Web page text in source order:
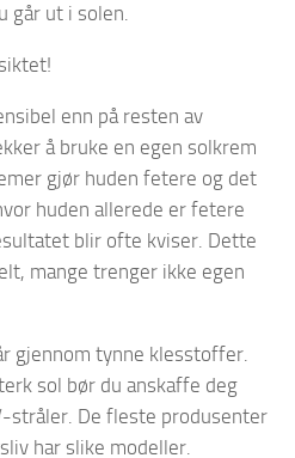
går ut i solen.
enn på resten av
å bruke en egen solkrem
gjør huden fetere og det
huden allerede er fetere
blir ofte kviser. Dette
mange trenger ikke egen
gjennom tynne klesstoffer.
sol bør du anskaffe deg
stråler. De fleste produsenter
har slike modeller.